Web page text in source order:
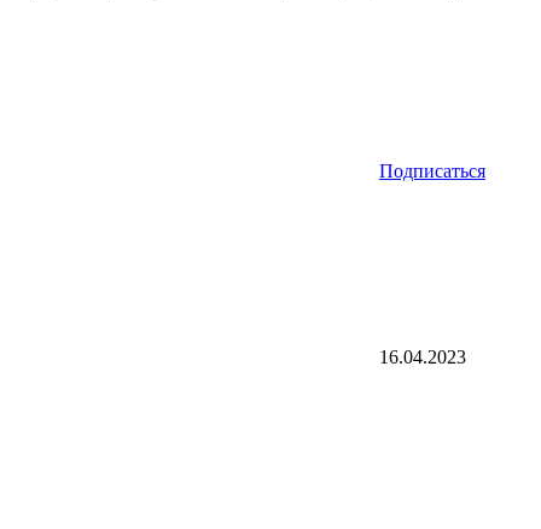
Подписаться
16.04.2023